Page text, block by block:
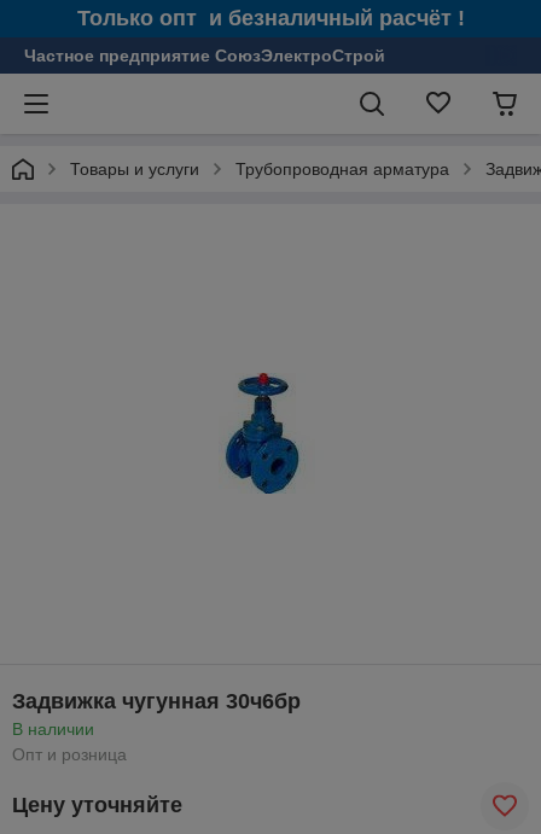
Только опт и безналичный расчёт !
Частное предприятие СоюзЭлектроСтрой
Товары и услуги Трубопроводная арматура
Задвижка чугунная 30ч6бр
В наличии
Опт и розница
Цену уточняйте